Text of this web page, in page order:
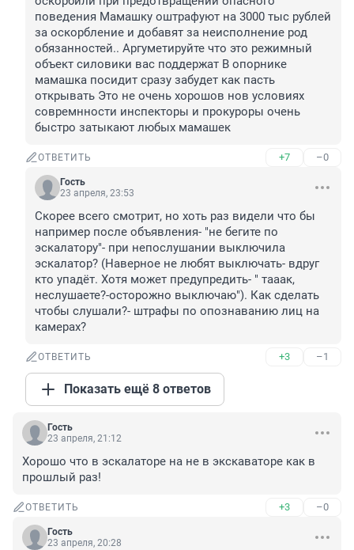
поведения Мамашку оштрафуют на 3000 тыс рублей
за оскорбление и добавят за неисполнение род
обязанностей.. Аргуметируйте что это режимный
объект силовики вас поддержат В опорнике
мамашка посидит сразу забудет как пасть
открывать Это не очень хорошов нов условиях
совремнности инспекторы и прокуроры очень
быстро затыкают любых мамашек
ОТВЕТИТЬ +7 –0
Гость
23 апреля, 23:53
Скорее всего смотрит, но хоть раз видели что бы
например после объявления- "не бегите по
эскалатору"- при непослушании выключила
эскалатор? (Наверное не любят выключать- вдруг
кто упадёт. Хотя может предупредить- " тааак,
неслушаете?-осторожно выключаю"). Как сделать
чтобы слушали?- штрафы по опознаванию лиц на
камерах?
ОТВЕТИТЬ +3 –1
Показать ещё 8 ответов
Гость
23 апреля, 21:12
Хорошо что в эскалаторе на не в экскаваторе как в
прошлый раз!
ОТВЕТИТЬ +3 –0
Гость
23 апреля, 20:28